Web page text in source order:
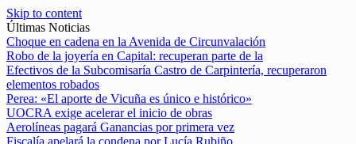
Skip to content
Últimas Noticias
Choque en cadena en la Avenida de Circunvalación
Robo de la joyería en Capital: recuperan parte de la
Efectivos de la Subcomisaría Castro de Carpintería, recuperaron
elementos robados
Perea: «El aporte de Vicuña es único e histórico»
UOCRA exige acelerar el inicio de obras
Aerolíneas pagará Ganancias por primera vez
Fiscalía apelará la condena por Lucía Rubiño